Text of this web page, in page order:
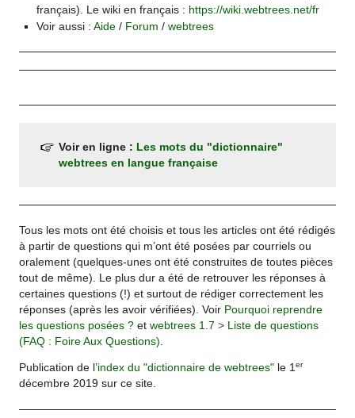
français). Le wiki en français : https://wiki.webtrees.net/fr
Voir aussi : Aide/ Forum / webtrees
Voir en ligne : Les mots du "dictionnaire"
webtrees en langue française
Tous les mots ont été choisis et tous les articles ont été rédigés
à partir de questions qui m’ont été posées par courriels ou
oralement (quelques-unes ont été construites de toutes pièces
tout de même). Le plus dur a été de retrouver les réponses à
certaines questions (!) et surtout de rédiger correctement les
réponses (après les avoir vérifiées). Voir Pourquoi reprendre
les questions posées ? etwebtrees 1.7 > Liste de questions
(FAQ : Foire Aux Questions)
Publication de l’index du "dictionnaire de webtrees" le 1er
décembre 2019 sur ce site.